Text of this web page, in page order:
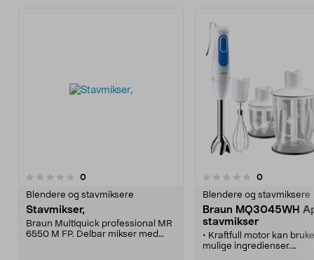
0anmeldelser
Blendere og stavmiksere
Stavmikser,
Braun Multiquick professional MR
6550 M FP. Delbar mikser med
0.0 av 5 stjerner 0anmeldelser
Blendere og stavmiksere
Braun MQ3045WH
stavmikser
• Kraftfull motor kan
mulige ingredienser.
0.0 av 5 stjerner